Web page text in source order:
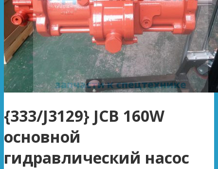
{333/J3129} JCB 160W
основной
гидравлический насоc